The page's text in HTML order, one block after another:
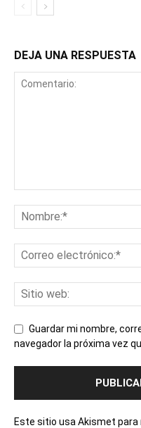
DEJA UNA RESPUESTA
Guardar mi nombre,
navegador la próxima vez
Este sitio usa Akismet para